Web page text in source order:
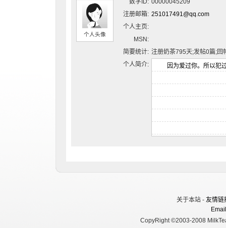
个人头像
数字ID: 00000045209
注册邮箱: 251017491@qq.com
个人主页:
MSN:
简要统计: 注册奶茶795天;发帖0篇;回
个人简介:
关于本站 - 友情链
CopyRight ©2003-2008